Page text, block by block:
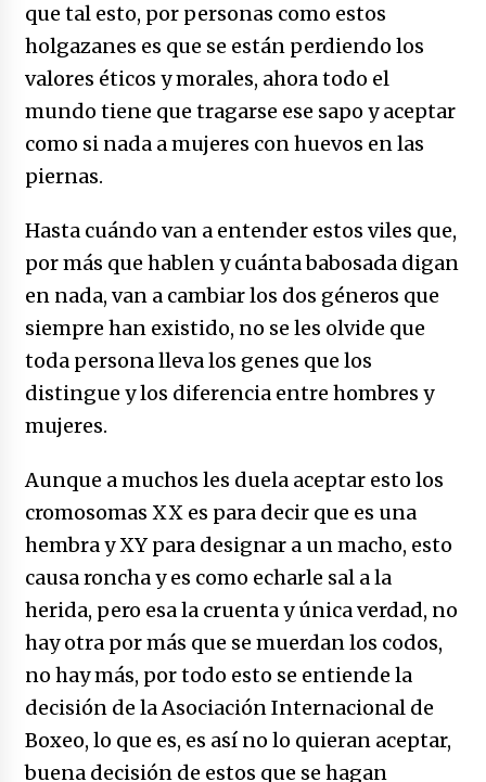
que tal esto, por personas como estos
holgazanes es que se están perdiendo los
valores éticos y morales, ahora todo el
mundo tiene que tragarse ese sapo y aceptar
como si nada a mujeres con huevos en las
piernas.
Hasta cuándo van a entender estos viles que,
por más que hablen y cuánta babosada digan
en nada, van a cambiar los dos géneros que
siempre han existido, no se les olvide que
toda persona lleva los genes que los
distingue y los diferencia entre hombres y
mujeres.
Aunque a muchos les duela aceptar esto los
cromosomas XX es para decir que es una
hembra y XY para designar a un macho, esto
causa roncha y es como echarle sal a la
herida, pero esa la cruenta y única verdad, no
hay otra por más que se muerdan los codos,
no hay más, por todo esto se entiende la
decisión de la Asociación Internacional de
Boxeo, lo que es, es así no lo quieran aceptar,
buena decisión de estos que se hagan